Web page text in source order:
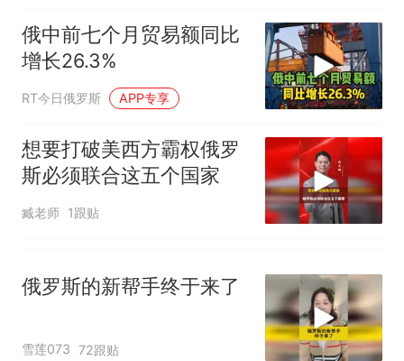
俄中前七个月贸易额同比
增长26.3%
RT今日俄罗斯 APP专享
想要打破美西方霸权俄罗
斯必须联合这五个国家
臧老师 1跟贴
俄罗斯的新帮手终于来了
雪莲073 72跟贴